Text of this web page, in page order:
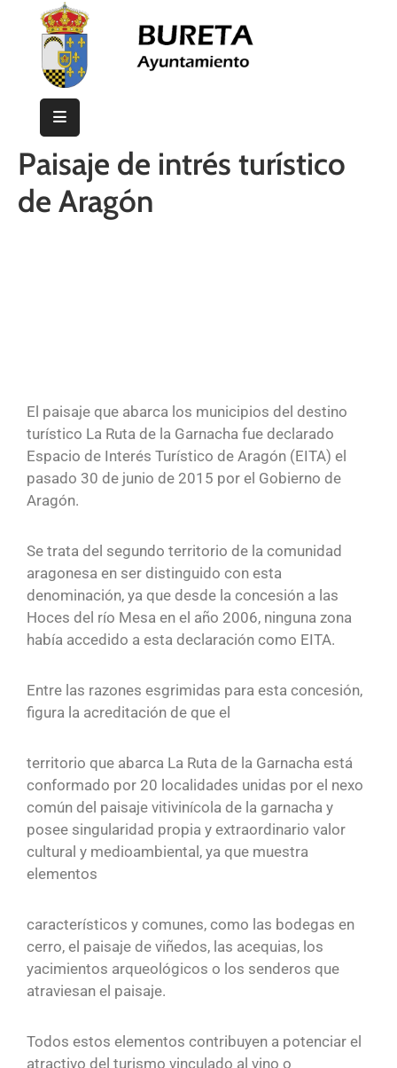
Inicio
Ayuntamiento
Bureta
Eventos
Paisaje de intrés turístico
de Aragón
El paisaje que abarca los municipios del destino
turístico La Ruta de la Garnacha fue declarado
Espacio de Interés Turístico de Aragón (EITA) el
pasado 30 de junio de 2015 por el Gobierno de
Aragón.
Se trata del segundo territorio de la comunidad
aragonesa en ser distinguido con esta
denominación, ya que desde la concesión a las
Hoces del río Mesa en el año 2006, ninguna zona
había accedido a esta declaración como EITA.
Entre las razones esgrimidas para esta concesión,
figura la acreditación de que el
territorio que abarca La Ruta de la Garnacha está
conformado por 20 localidades unidas por el nexo
común del paisaje vitivinícola de la garnacha y
posee singularidad propia y extraordinario valor
cultural y medioambiental, ya que muestra
elementos
característicos y comunes, como las bodegas en
cerro, el paisaje de viñedos, las acequias, los
yacimientos arqueológicos o los senderos que
atraviesan el paisaje.
Todos estos elementos contribuyen a potenciar el
atractivo del turismo vinculado al vino o